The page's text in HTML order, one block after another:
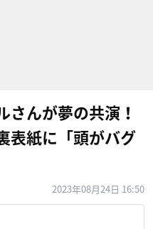
さんが夢の共演！
表紙に「頭がバグ
2023年08月24日 16:50